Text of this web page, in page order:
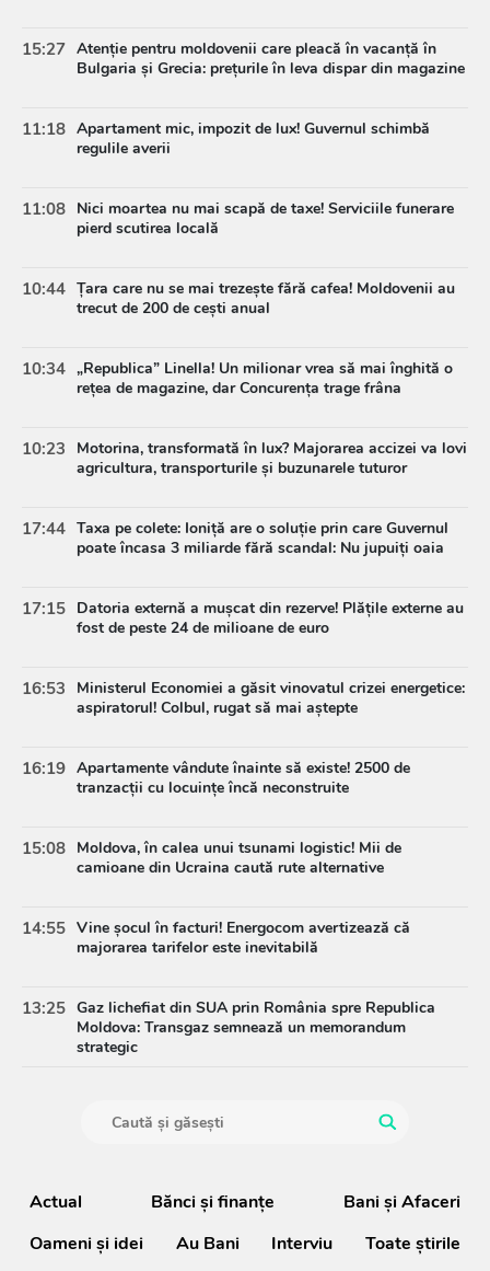
15:27 Atenție pentru moldovenii care pleacă în vacanță în
Bulgaria și Grecia: prețurile în leva dispar din magazine
11:18 Apartament mic, impozit de lux! Guvernul schimbă
regulile averii
11:08 Nici moartea nu mai scapă de taxe! Serviciile funerare
pierd scutirea locală
10:44 Țara care nu se mai trezește fără cafea! Moldovenii au
trecut de 200 de cești anual
10:34 „Republica” Linella! Un milionar vrea să mai înghită o
rețea de magazine, dar Concurența trage frâna
10:23
Motorina, transformată în lux? Majorarea accizei va lovi
agricultura, transporturile și buzunarele tuturor
17:44 Taxa pe colete: Ioniță are o soluție prin care Guvernul
poate încasa 3 miliarde fără scandal: Nu jupuiți oaia
17:15 Datoria externă a mușcat din rezerve! Plățile externe au
fost de peste 24 de milioane de euro
16:53
Ministerul Economiei a găsit vinovatul crizei energetice:
aspiratorul! Colbul, rugat să mai aștepte
16:19 Apartamente vândute înainte să existe! 2500 de
tranzacții cu locuințe încă neconstruite
15:08 Moldova, în calea unui tsunami logistic! Mii de
camioane din Ucraina caută rute alternative
14:55 Vine șocul în facturi! Energocom avertizează că
majorarea tarifelor este inevitabilă
13:25 Gaz lichefiat din SUA prin România spre Republica
Moldova: Transgaz semnează un memorandum
strategic
Actual Bănci şi finanţe
Bani și Afaceri
Oameni şi idei
Au Bani Interviu Toate știrile